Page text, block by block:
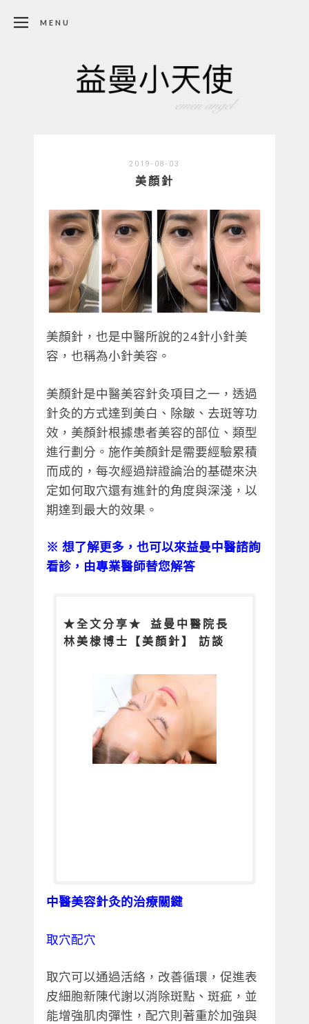
MENU
2019-08-03
美顏針
美顏針，也是中醫所說的24針小針美
容，也稱為小針美容。
美顏針是中醫美容針灸項目之一，透過
針灸的方式達到美白、除皺、去斑等功
效，美顏針根據患者美容的部位、類型
進行劃分。施作美顏針是需要經驗累積
而成的，每次經過辯證論治的基礎來決
定如何取穴還有進針的角度與深淺，以
期達到最大的效果。
※ 想了解更多，也可以來益曼中醫諮詢
看診，由專業醫師替您解答
★全文分享★ 益曼中醫院長
林美棣博士【美顏針】 訪談
中醫美容針灸的治療關鍵
取穴配穴
取穴可以通過活絡，改善循環，促進表
皮細胞新陳代謝以消除斑點、斑疵，並
能增強肌肉彈性，配穴則著重於加強與